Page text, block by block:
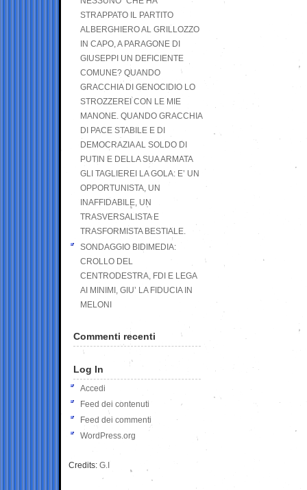
STRAPPATO IL PARTITO
ALBERGHIERO AL GRILLOZZO
IN CAPO, A PARAGONE DI
GIUSEPPI UN DEFICIENTE
COMUNE? QUANDO
GRACCHIA DI GENOCIDIO LO
STROZZEREI CON LE MIE
MANONE. QUANDO GRACCHIA
DI PACE STABILE E DI
DEMOCRAZIA AL SOLDO DI
PUTIN E DELLA SUA ARMATA
GLI TAGLIEREI LA GOLA: E’ UN
OPPORTUNISTA, UN
INAFFIDABILE, UN
TRASVERSALISTA E
TRASFORMISTA BESTIALE.
SONDAGGIO BIDIMEDIA:
CROLLO DEL
CENTRODESTRA, FDI E LEGA
AI MINIMI, GIU’ LA FIDUCIA IN
MELONI
Commenti recenti
Log In
Accedi
Feed dei contenuti
Feed dei commenti
WordPress.org
Credits: G.I